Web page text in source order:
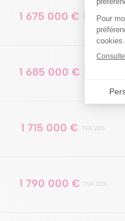
1 675 000 € TVA 20%
1 685 000 € TVA 20%
1 715 000 € TVA 20%
1 790 000 € TVA 20%